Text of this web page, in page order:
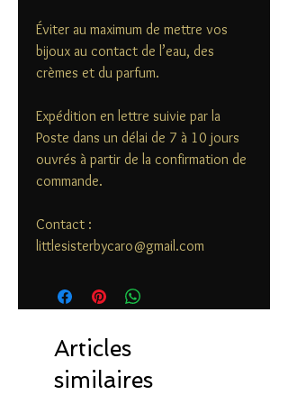
Éviter au maximum de mettre vos
bijoux au contact de l’eau, des
crèmes et du parfum.
Expédition en lettre suivie par la
Poste dans un délai de 7 à 10 jours
ouvrés à partir de la confirmation de
commande.
Contact :
littlesisterbycaro@gmail.com
Articles
similaires